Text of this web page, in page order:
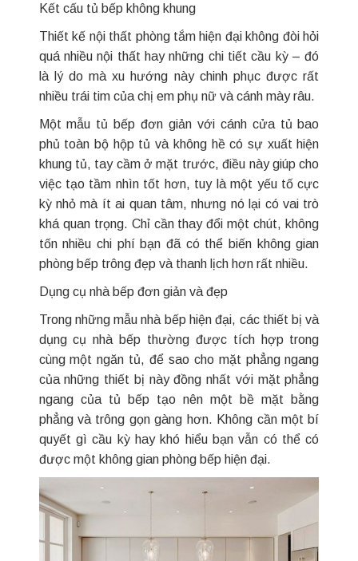
Kết cấu tủ bếp không khung
Thiết kế nội thất phòng tắm hiện đại không đòi hỏi
quá nhiều nội thất hay những chi tiết cầu kỳ – đó
là lý do mà xu hướng này chinh phục được rất
nhiều trái tim của chị em phụ nữ và cánh mày râu.
Một mẫu tủ bếp đơn giản với cánh cửa tủ bao
phủ toàn bộ hộp tủ và không hề có sự xuất hiện
khung tủ, tay cầm ở mặt trước, điều này giúp cho
việc tạo tầm nhìn tốt hơn, tuy là một yếu tố cực
kỳ nhỏ mà ít ai quan tâm, nhưng nó lại có vai trò
khá quan trọng. Chỉ cần thay đổi một chút, không
tốn nhiều chi phí bạn đã có thể biến không gian
phòng bếp trông đẹp và thanh lịch hơn rất nhiều.
Dụng cụ nhà bếp đơn giản và đẹp
Trong những mẫu nhà bếp hiện đại, các thiết bị và
dụng cụ nhà bếp thường được tích hợp trong
cùng một ngăn tủ, để sao cho mặt phẳng ngang
của những thiết bị này đồng nhất với mặt phẳng
ngang của tủ bếp tạo nên một bề mặt bằng
phẳng và trông gọn gàng hơn. Không cần một bí
quyết gì cầu kỳ hay khó hiểu bạn vẫn có thể có
được một không gian phòng bếp hiện đại.